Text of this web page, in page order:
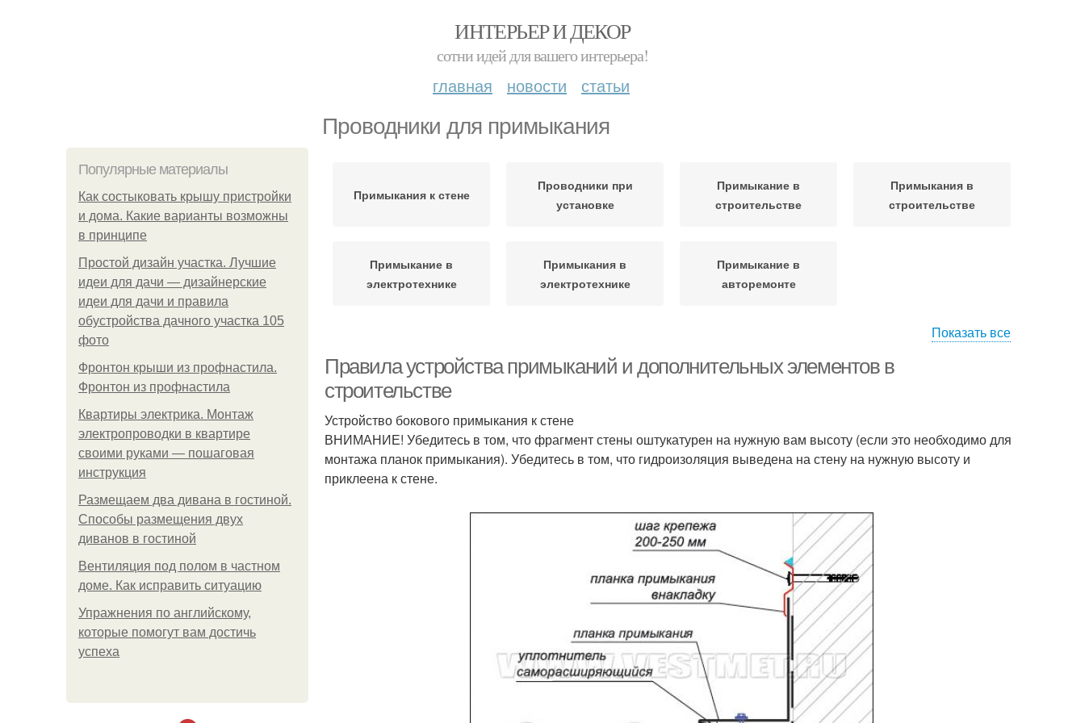
ИНТЕРЬЕР И ДЕКОР
сотни идей для вашего интерьера!
главная новости статьи
Проводники для примыкания
Популярные материалы
Как состыковать крышу пристройки
и дома. Какие варианты возможны
в принципе
Простой дизайн участка. Лучшие
идеи для дачи — дизайнерские
идеи для дачи и правила
обустройства дачного участка 105
фото
Фронтон крыши из профнастила.
Фронтон из профнастила
Квартиры электрика. Монтаж
электропроводки в квартире
своими руками — пошаговая
инструкция
Размещаем два дивана в гостиной.
Способы размещения двух
диванов в гостиной
Вентиляция под полом в частном
доме. Как исправить ситуацию
Упражнения по английскому,
которые помогут вам достичь
успеха
Примыкания к стене
Проводники при
установке
Примыкание в
строительстве
Примыкания в
строительстве
Примыкание в
электротехнике
Примыкания в
электротехнике
Примыкание в
авторемонте
Показать все
Правила устройства примыканий и дополнительных элементов в
строительстве
Устройство бокового примыкания к стене
ВНИМАНИЕ! Убедитесь в том, что фрагмент стены оштукатурен на нужную вам высоту (если это необходимо для
монтажа планок примыкания). Убедитесь в том, что гидроизоляция выведена на стену на нужную высоту и
приклеена к стене.